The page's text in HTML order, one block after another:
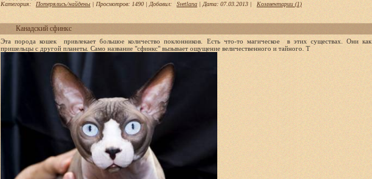
Категория: Потерялись/найдены | Просмотров: 1490 | Добавил: Svetlana | Дата: 07.03.2013 | Комментарии (1)
Канадский сфинкс
Эта порода кошек привлекает большое количество поклонников. Есть что-то магическое в этих существах. Они как
пришельцы с другой планеты. Само название "сфинкс" вызывает ощущение величественного и тайного. Т